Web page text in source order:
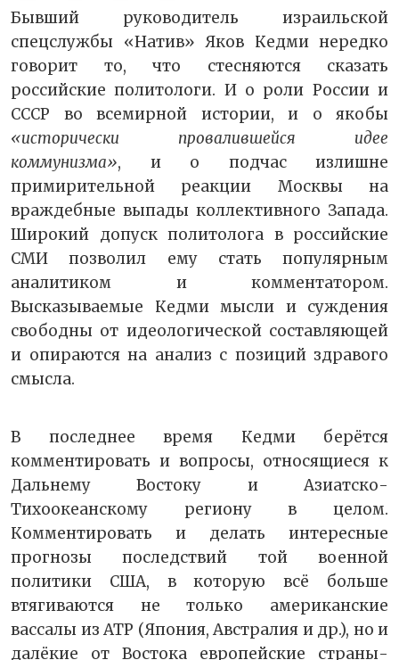
Бывший руководитель израильской
спецслужбы «Натив» Яков Кедми нередко
говорит то, что стесняются сказать
российские политологи. И о роли России и
СССР во всемирной истории, и о якобы
«исторически провалившейся идее
коммунизма», и о подчас излишне
примирительной реакции Москвы на
враждебные выпады коллективного Запада.
Широкий допуск политолога в российские
СМИ позволил ему стать популярным
аналитиком и комментатором.
Высказываемые Кедми мысли и суждения
свободны от идеологической составляющей
и опираются на анализ с позиций здравого
смысла.
В последнее время Кедми берётся
комментировать и вопросы, относящиеся к
Дальнему Востоку и Азиатско-
Тихоокеанскому региону в целом.
Комментировать и делать интересные
прогнозы последствий той военной
политики США, в которую всё больше
втягиваются не только американские
вассалы из АТР (Япония, Австралия и др.), но и
далёкие от Востока европейские страны-